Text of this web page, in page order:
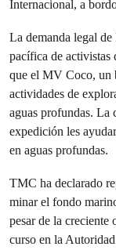
Internacional, a
La demanda legal de
pacífica de activistas
que el MV Coco, un
actividades de
aguas profundas. La
expedición les
en aguas profundas.
TMC ha declarado
minar el fondo
pesar de la
curso en la